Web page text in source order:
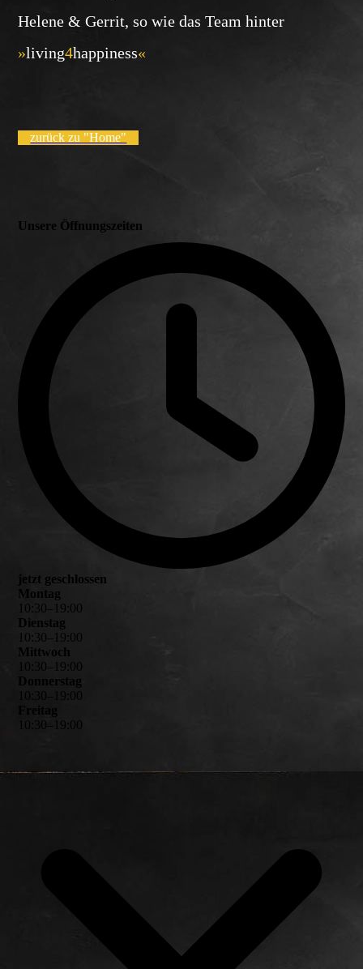
Helene & Gerrit, so wie das Team hinter
»living4happiness«
zurück zu "Home"
Unsere Öffnungszeiten
jetzt geschlossen
Montag
10: 30 19:00
Dienstag
10: 30 19:00
Mittwoch
10
30 19:00
Donnerstag
19 00
30 19:00